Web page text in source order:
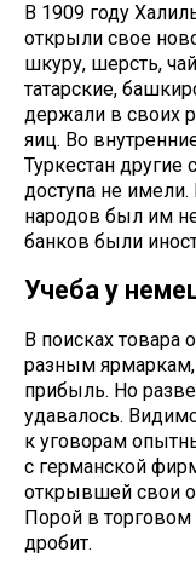
В 1909 году
открыли свое
шкуру, шерсть,
татарские,
держали в своих
яиц. Во
Туркестан другие
доступа не
народов был им
банков были
Учеба у
В поисках товара
разным
прибыль. Но
удавалось.
к уговорам
с германской
открывшей свои
Порой в
дробит.